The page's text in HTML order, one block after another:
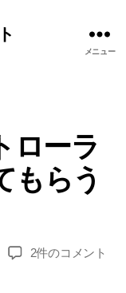
メニュー
ローラ
もらう
同
2件のコメント